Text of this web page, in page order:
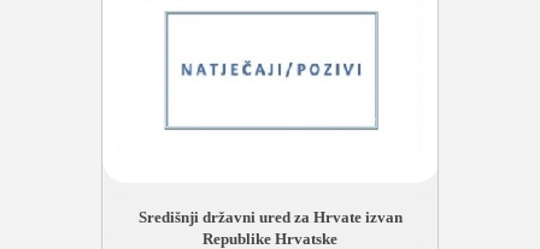
Središnji državni ured za Hrvate izvan
Republike Hrvatske